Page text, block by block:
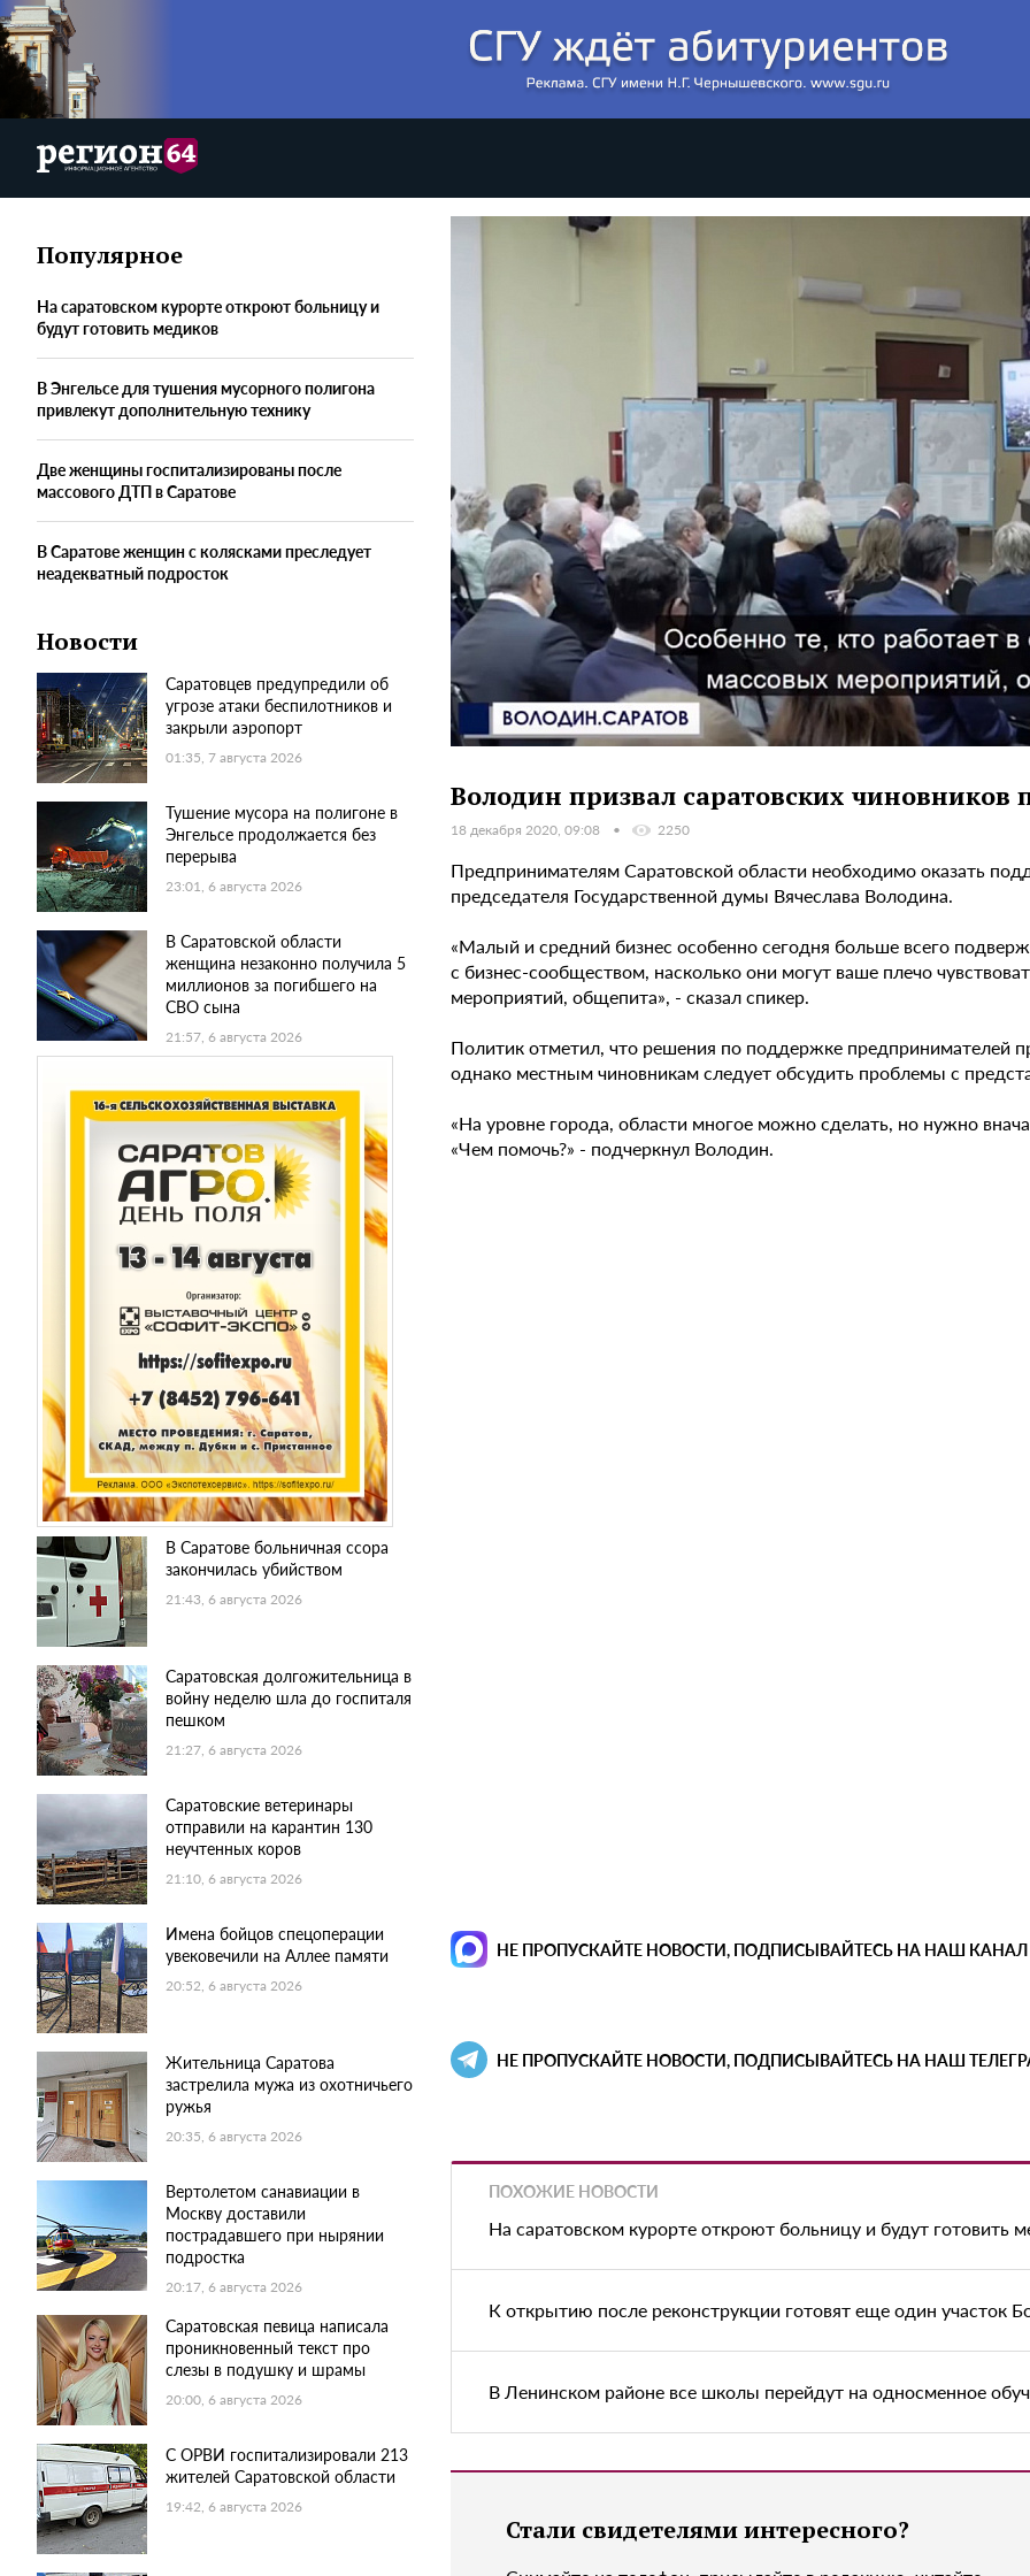
Популярное
На саратовском курорте откроют больницу и
будут готовить медиков
В Энгельсе для тушения мусорного полигона
привлекут дополнительную технику
Две женщины госпитализированы после
массового ДТП в Саратове
В Саратове женщин с колясками преследует
неадекватный подросток
Новости
Саратовцев предупредили об
угрозе атаки беспилотников и
закрыли аэропорт
01:35, 7 августа 2026
Тушение мусора на полигоне в
Энгельсе продолжается без
перерыва
23:01, 6 августа 2026
В Саратовской области
женщина незаконно получила 5
миллионов за погибшего на
СВО сына
21:57, 6 августа 2026
В Саратове больничная ссора
закончилась убийством
21:43, 6 августа 2026
Саратовская долгожительница в
войну неделю шла до госпиталя
пешком
21:27, 6 августа 2026
Саратовские ветеринары
отправили на карантин 130
неучтенных коров
21:10, 6 августа 2026
Имена бойцов спецоперации
увековечили на Аллее памяти
20:52, 6 августа 2026
Жительница Саратова
застрелила мужа из охотничьего
ружья
20:35, 6 августа 2026
Вертолетом санавиации в
Москву доставили
пострадавшего при нырянии
подростка
20:17, 6 августа 2026
Саратовская певица написала
проникновенный текст про
слезы в подушку и шрамы
20:00, 6 августа 2026
С ОРВИ госпитализировали 213
жителей Саратовской области
19:42, 6 августа 2026
Володин призвал саратовских
18 декабря 2020, 09:08 2250
Предпринимателям Саратовской области необходимо оказать
председателя Государственной думы Вячеслава Володина.
«Малый и средний бизнес особенно сегодня больше всего
с бизнес-сообществом, насколько они могут ваше плечо
мероприятий, общепита», - сказал спикер.
Политик отметил, что решения по поддержке предпринимателей
однако местным чиновникам следует обсудить проблемы с
«На уровне города, области многое можно сделать, но нужно
«Чем помочь?» - подчеркнул Володин.
НЕ ПРОПУСКАЙТЕ НОВОСТИ, ПОДПИСЫВАЙТЕСЬ НА НАШ КАНАЛ
НЕ ПРОПУСКАЙТЕ НОВОСТИ, ПОДПИСЫВАЙТЕСЬ НА НАШ
ПОХОЖИЕ НОВОСТИ
На саратовском курорте откроют больницу и будут готовить
К открытию после реконструкции готовят еще один участок
В Ленинском районе все школы перейдут на односменное
Стали свидетелями интересного?